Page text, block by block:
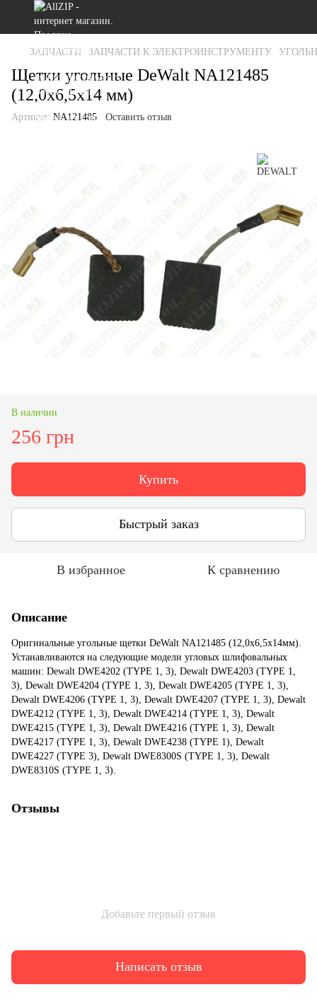
ЗАПЧАСТИ ЗАПЧАСТИ К ЭЛЕКТРОИНСТРУМЕНТУ
Щетки угольные DeWalt NA121485
(12,0x6,5x14 мм)
Артикул: NA121485 Оставить отзыв
В наличии
256 грн
Купить
Быстрый заказ
В избранное К сравнению
Описание
Оригинальные угольные щетки DeWalt NA121485 (12,0x6,5x14мм).
Устанавливаются на следующие модели угловых шлифовальных
машин: Dewalt DWE4202 (TYPE 1, 3), Dewalt DWE4203 (TYPE 1,
3), Dewalt DWE4204 (TYPE 1, 3), Dewalt DWE4205 (TYPE 1, 3),
Dewalt DWE4206 (TYPE 1, 3), Dewalt DWE4207 (TYPE 1, 3), Dewalt
DWE4212 (TYPE 1, 3), Dewalt DWE4214 (TYPE 1, 3), Dewalt
DWE4215 (TYPE 1, 3), Dewalt DWE4216 (TYPE 1, 3), Dewalt
DWE4217 (TYPE 1, 3), Dewalt DWE4238 (TYPE 1), Dewalt
DWE4227 (TYPE 3), Dewalt DWE8300S (TYPE 1, 3), Dewalt
DWE8310S (TYPE 1, 3).
Отзывы
Добавьте первый отзыв
Написать отзыв